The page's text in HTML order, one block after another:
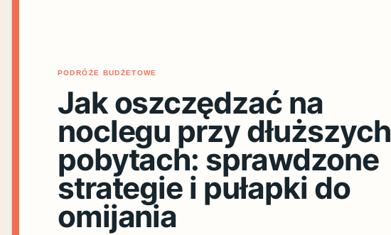
PODRÓŻE BUDŻETOWE
Jak oszczędzać na
noclegu przy dłuższych
pobytach: sprawdzone
strategie i pułapki do
omijania